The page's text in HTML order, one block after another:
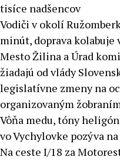
tisíce nadšencov
Vodiči v okolí
minút, doprava kolabuje
Mesto Žilina a Úrad
žiadajú od vlády
legislatívne zmeny na
organizovaným
Vôňa medu, tóny
vo Vychylovke pozýva
Na ceste I/18 za